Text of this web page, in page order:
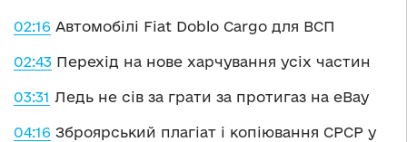
02:16 Автомобілі Fiat Doblo Cargo для ВСП
02:43 Перехід на нове харчування усіх частин
03:31 Ледь не сів за грати за протигаз на eBay
04:16 Зброярський плагіат і копіювання СРСР у